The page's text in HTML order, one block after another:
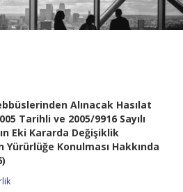
Alınacak Hasılat
Tarihli ve 2005/9916 Sayılı
Eki Kararda Değişiklik
Yürürlüğe Konulması Hakkında